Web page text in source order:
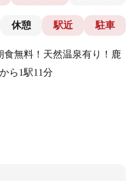
休憩 駅近 駐車
食無料！天然温泉有り！鹿
ら1駅11分